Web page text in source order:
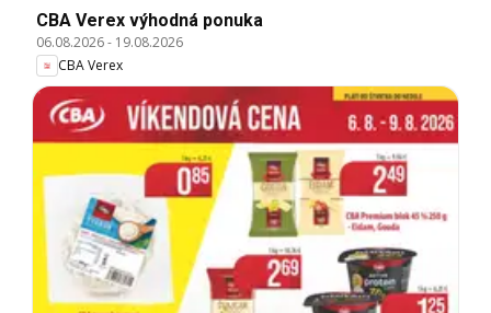
CBA Verex výhodná ponuka
06.08.2026- 19.08.2026
CBA Verex